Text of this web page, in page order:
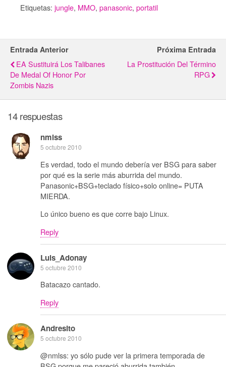
Etiquetas: jungle, MMO, panasonic, portatil
Entrada Anterior
EA Sustituirá Los Talibanes
De Medal Of Honor Por
Zombis Nazis
Próxima Entrada
La Prostitución Del Término
RPG
14 respuestas
nmlss
5 octubre 2010
Es verdad, todo el mundo debería ver BSG para saber
por qué es la serie más aburrida del mundo.
Panasonic+BSG+teclado físico+solo online= PUTA
MIERDA.
Lo único bueno es que corre bajo Linux.
Reply
Luis_Adonay
5 octubre 2010
Batacazo cantado.
Reply
Andresito
5 octubre 2010
@nmlss: yo sólo pude ver la primera temporada de